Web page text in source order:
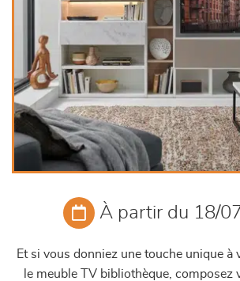
À partir du 18/
Et si vous donniez une touche unique à
le meuble TV bibliothèque, composez